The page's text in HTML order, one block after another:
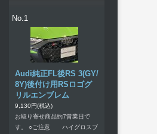
No.1
Audi純正FL後RS 3(GY/
8Y)後付け用RSロゴグ
リルエンブレム
9,130円(税込)
お取り寄せ商品約7営業日で
す。 ○ご注意 ハイグロスブ